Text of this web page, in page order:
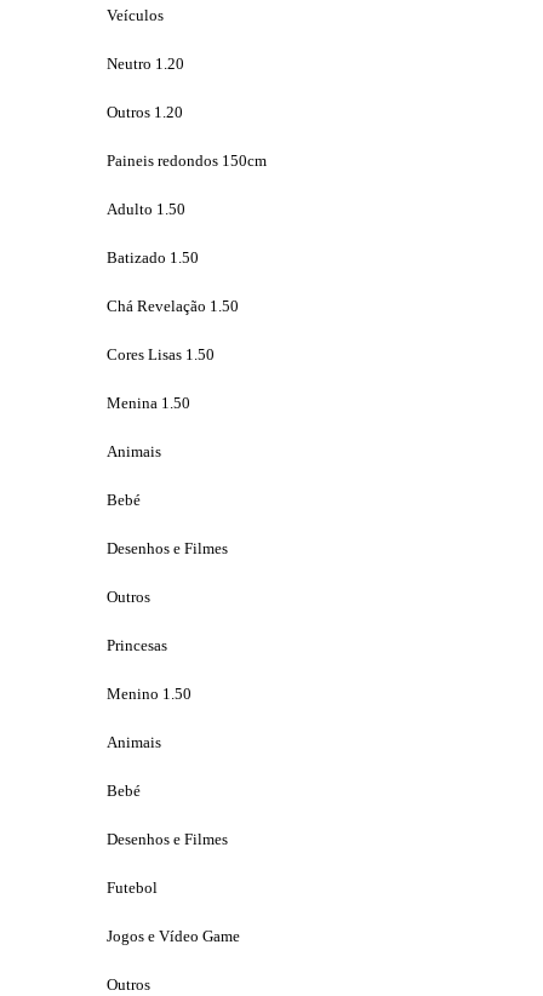
Veículos
Neutro 1.20
Outros 1.20
Paineis redondos 150cm
Adulto 1.50
Batizado 1.50
Chá Revelação 1.50
Cores Lisas 1.50
Menina 1.50
Animais
Bebé
Desenhos e Filmes
Outros
Princesas
Menino 1.50
Animais
Bebé
Desenhos e Filmes
Futebol
Jogos e Vídeo Game
Outros